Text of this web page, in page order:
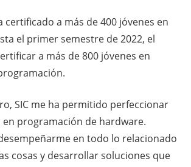
certificado a más de 400 jóvenes en
el primer semestre de 2022, el
a más de 800 jóvenes en
SIC me ha permitido perfeccionar
programación de hardware.
en todo lo relacionado
cosas y desarrollar soluciones que